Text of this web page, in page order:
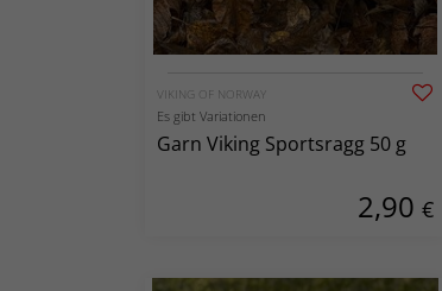
VIKING OF NORWAY
Es gibt Variationen
Garn Viking Sportsragg 50 g
2,90 €